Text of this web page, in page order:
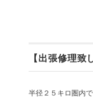
【出張修理致
半径２５キロ圏内